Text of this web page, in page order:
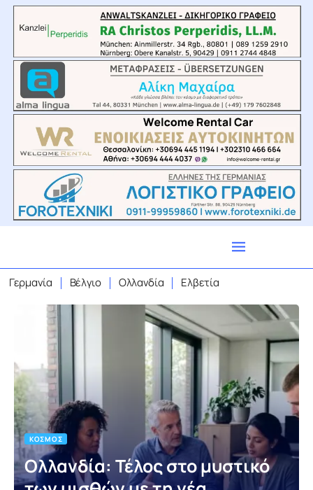
Γερμανία Βέλγιο Ολλανδία Ελβετία
ΚΌΣΜΟΣ
Ολλανδία: Τέλος στο μυστικό